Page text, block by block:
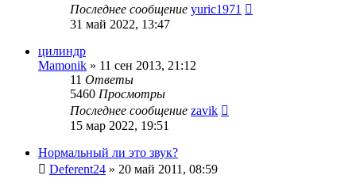
Последнее сообщение yuric1971
31 май 2022, 13:47
цилиндр
Mamonik » 11 сен 2013, 21:12
11 Ответы
5460 Просмотры
Последнее сообщение zavik
15 мар 2022, 19:51
Нормальный ли это звук?
Deferent24 » 20 май 2011, 08:59